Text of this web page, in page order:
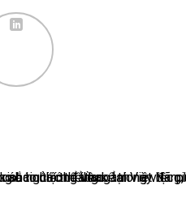
của ông về ngành này đã giúp ông xây dựng uy tín và danh tiếng trong cộng đồng báo chí thể thao.